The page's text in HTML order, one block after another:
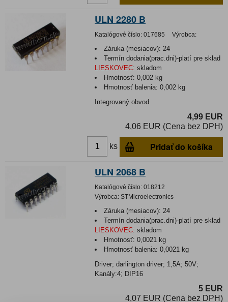
ULN 2280 B
Katalógové číslo: 017685 Výrobca:
Záruka (mesiacov): 24
Termín dodania(prac.dni)-platí pre sklad
LIESKOVEC: skladom
Hmotnosť:0,002 kg
Hmotnosť balenia:0,002 kg
Integrovaný obvod
4,99 EUR
4,06 EUR (Cena bez DPH)
ks Pridať do košíka
ULN 2068 B
Katalógové číslo: 018212
Výrobca: STMicroelectronics
Záruka (mesiacov): 24
Termín dodania(prac.dni)-platí pre sklad
LIESKOVEC: skladom
Hmotnosť:0,0021 kg
Hmotnosť balenia:0,0021 kg
Driver; darlington driver; 1,5A; 50V;
Kanály:4; DIP16
5 EUR
4,07 EUR (Cena bez DPH)